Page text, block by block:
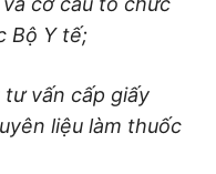
Bộ Y tế;
tư vấn cấp giấy
liệu làm thuốc